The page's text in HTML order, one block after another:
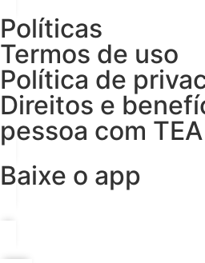
Políticas
Termos de uso
Política de
Direitos e
pessoa com TEA
Baixe o app